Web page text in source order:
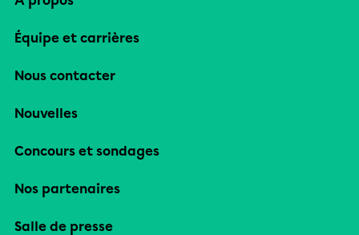
Équipe et carrières
Nous contacter
Nouvelles
Concours et sondages
Nos partenaires
Salle de presse